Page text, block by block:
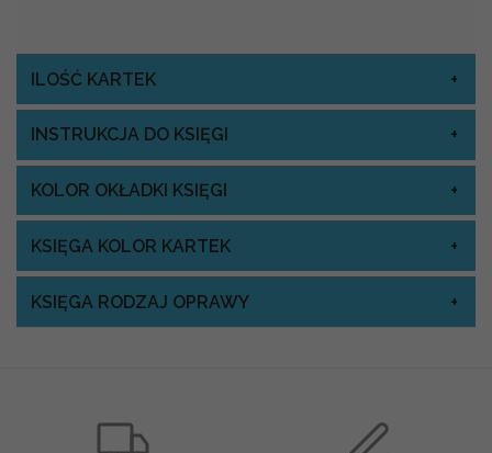
ILOŚĆ KARTEK
INSTRUKCJA DO KSIĘGI
KOLOR OKŁADKI KSIĘGI
KSIĘGA KOLOR KARTEK
KSIĘGA RODZAJ OPRAWY